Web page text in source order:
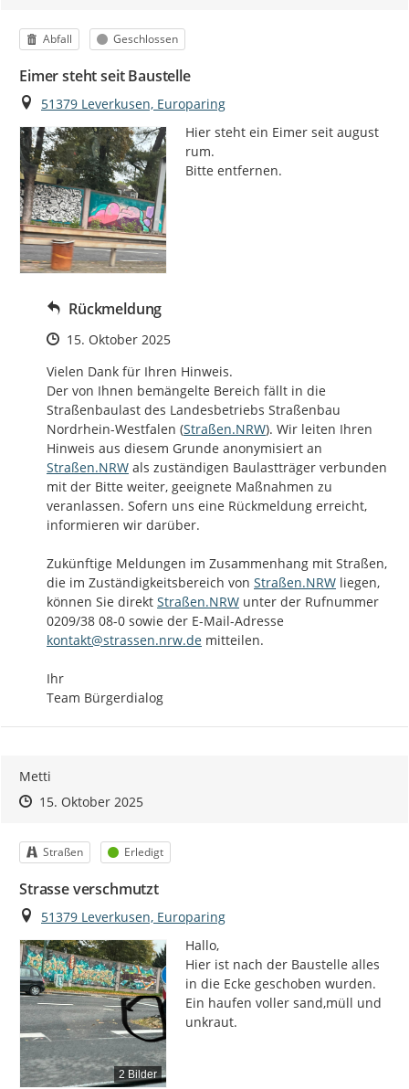
Kategorie
Abfall Status
Geschlossen
Eimer steht seit Baustelle
Ort
51379 Leverkusen, Europaring
Hier steht ein Eimer seit august
rum.
Bitte entfernen.
Rückmeldung
Zeitpunkt des Erstellens
15. Oktober 2025
Vielen Dank für Ihren Hinweis.
Der von Ihnen bemängelte Bereich fällt in die
Straßenbaulast des Landesbetriebs Straßenbau
Nordrhein-Westfalen (http://
Straßen.NRW). Wir leiten Ihren
Hinweis aus diesem Grunde anonymisiert an
Straßen.NRW als zuständigen Baulastträger verbunden
mit der Bitte weiter, geeignete Maßnahmen zu
veranlassen. Sofern uns eine Rückmeldung erreicht,
informieren wir darüber.
Zukünftige Meldungen im Zusammenhang mit Straßen,
die im Zuständigkeitsbereich von http://
Straßen.NRW liegen,
können Sie direkt http://
Straßen.NRW unter der Rufnummer
kontakt@strassen.nrw.de mitteilen.
Ihr
Team Bürgerdialog
Metti
Zeitpunkt des Erstellens
Zeitpunkt des Erstellens
15. Oktober 2025Zur Äußerung
Kategorie
Straßen Status
Erledigt
Strasse verschmutzt
Ort
51379 Leverkusen, Europaring
2 Bilder
Hallo,
Hier ist nach der Baustelle alles
in die Ecke geschoben wurden.
Ein haufen voller sand,müll und
unkraut.